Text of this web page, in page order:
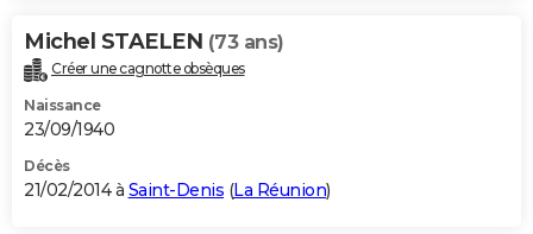
Michel STAELEN (73 ans)
Créer une cagnotte obsèques
Naissance
23/09/1940
Décès
21/02/2014 à Saint-Denis (La Réunion)